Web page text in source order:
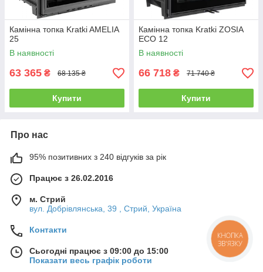
Камінна топка Kratki AMELIA
25
В наявності
63 365 ₴ 68 135 ₴
Купити
Камінна топка Kratki ZOSIA
ECO 12
В наявності
66 718 ₴ 71 740 ₴
Купити
Про нас
95% позитивних з 240 відгуків за рік
Працює з 26.02.2016
м. Стрий
вул. Добрівлянська, 39 , Стрий, Україна
Контакти
Сьогодні працює з 09:00 до 15:00
Показати весь графік роботи
КНОПКА
ЗВ'ЯЗКУ